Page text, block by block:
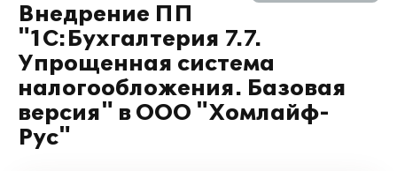
Внедрение ПП
"1С:Бухгалтерия 7.7.
Упрощенная система
налогообложения. Базовая
версия" в ООО "Хомлайф-
Рус"